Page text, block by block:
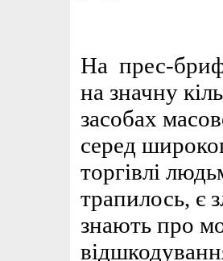
На прес-
на значну
засобах
серед
торгівлі
трапилось, є
знають про